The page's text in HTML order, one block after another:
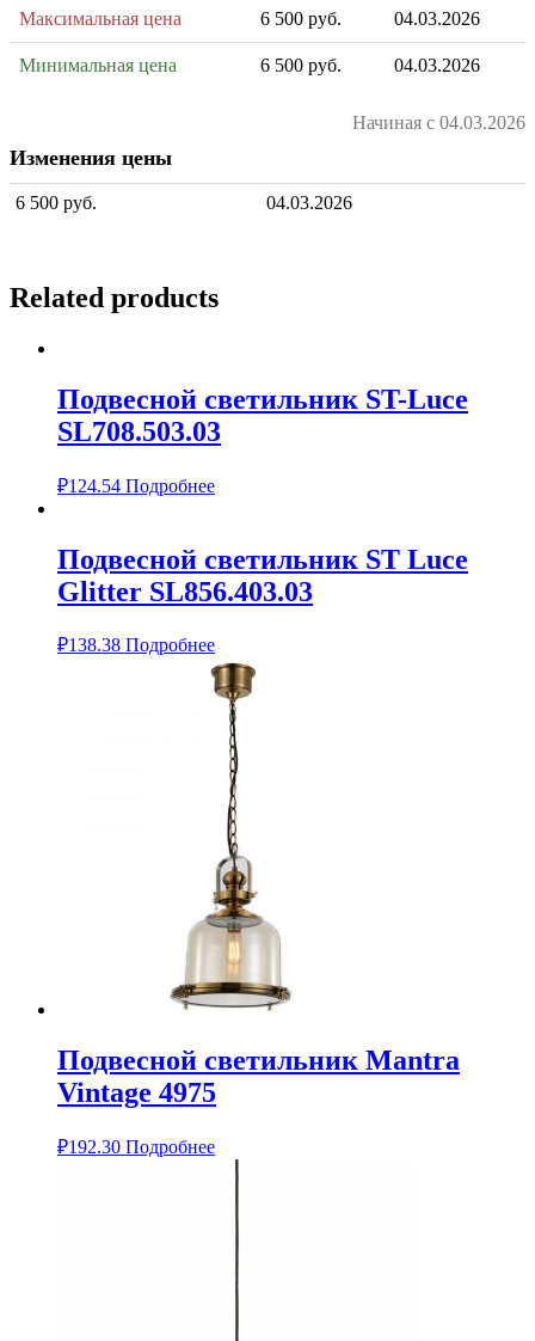
Максимальная цена 6 500 руб. 04.03.2026
Минимальная цена 6 500 руб. 04.03.2026
Начиная с 04.03.2026
Изменения цены
6 500 руб. 04.03.2026
Related products
Подвесной светильник ST-Luce
SL708.503.03
₽124.54 Подробнее
Подвесной светильник ST Luce
Glitter SL856.403.03
₽138.38 Подробнее
Подвесной светильник Mantra
Vintage 4975
₽192.30 Подробнее